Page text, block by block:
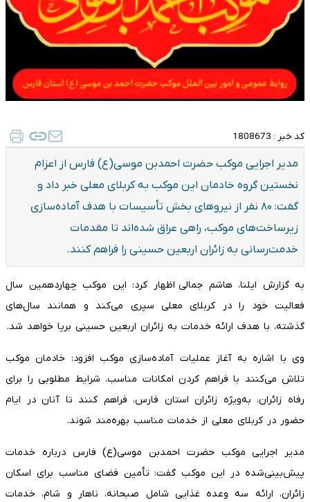
کد خبر : 1808673
مدیر اجرایی موکب حضرت احمدبن موسی(ع) فارس از اعزام
نخستین گروه خادمان این موکب به کربلای معلی خبر داد و
گفت: ۸۰ نفر از نیروهای بخش تأسیسات با هدف آماده‌سازی
زیرساخت‌های موکب، راهی عراق شده‌اند تا مقدمات
خدمت‌رسانی به زائران اربعین حسینی را فراهم کنند.
به گزارش ایلنا، هاشم جمالی اظهار کرد: این موکب چهاردهمین سال
فعالیت خود را در کربلای معلی سپری می‌کند و همانند سال‌های
گذشته، با هدف ارائه خدمات به زائران اربعین حسینی برپا خواهد شد.
وی با اشاره به آغاز عملیات آماده‌سازی موکب افزود: خادمان موکب
تلاش می‌کنند با فراهم کردن امکانات مناسب، شرایط مطلوبی را برای
رفاه زائران، به‌ویژه زائران استان فارس، فراهم کنند تا آنان در ایام
حضور در کربلای معلی از خدمات مناسب بهره‌مند شوند.
مدیر اجرایی موکب حضرت احمدبن موسی(ع) فارس درباره خدمات
پیش‌بینی‌شده در این موکب گفت: تأمین فضای مناسب برای اسکان
زائران، ارائه سه وعده غذایی شامل صبحانه، ناهار و شام، خدمات